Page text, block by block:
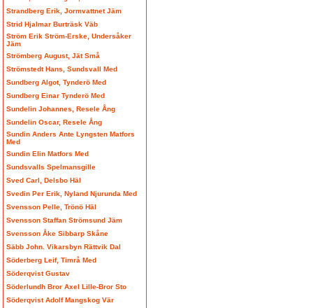
Strandberg Erik, Jormvattnet Jäm
Strid Hjalmar Burträsk Väb
Ström Erik Ström-Erske, Undersåker
Jäm
Strömberg August, Jät Små
Strömstedt Hans, Sundsvall Med
Sundberg Algot, Tynderö Med
Sundberg Einar Tynderö Med
Sundelin Johannes, Resele Ång
Sundelin Oscar, Resele Ång
Sundin Anders Ante Lyngsten Matfors
Med
Sundin Elin Matfors Med
Sundsvalls Spelmansgille
Sved Carl, Delsbo Häl
Svedin Per Erik, Nyland Njurunda Med
Svensson Pelle, Trönö Häl
Svensson Staffan Strömsund Jäm
Svensson Åke Sibbarp Skåne
Säbb John. Vikarsbyn Rättvik Dal
Söderberg Leif, Timrå Med
Söderqvist Gustav
Söderlundh Bror Axel Lille-Bror Sto
Söderqvist Adolf Mangskog Vär